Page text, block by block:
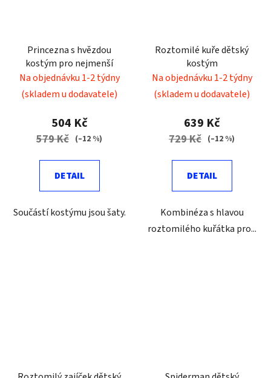
Princezna s hvězdou
kostým pro nejmenší
Na objednávku 1-2 týdny
(skladem u dodavatele)
504 Kč
579 Kč (–12 %)
DETAIL
Součástí kostýmu jsou šaty.
Roztomilé kuře dětský
kostým
Na objednávku 1-2 týdny
(skladem u dodavatele)
639 Kč
729 Kč (–12 %)
DETAIL
Kombinéza s hlavou
roztomilého kuřátka pro...